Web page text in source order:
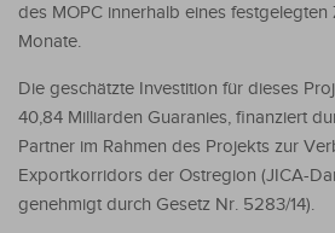
des MOPC innerhalb eines festgelegten
Monate.
Die geschätzte Investition für dieses
40,84 Milliarden Guaranies, finanziert
Partner im Rahmen des Projekts zur
Exportkorridors der Ostregion (JICA-
genehmigt durch Gesetz Nr. 5283/14).